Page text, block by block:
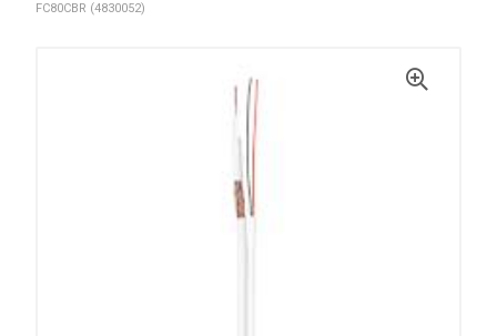
FC80CBR (4830052)